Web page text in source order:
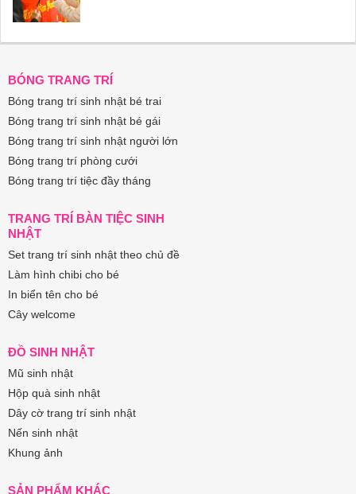
BÓNG TRANG TRÍ
Bóng trang trí sinh nhật bé trai
Bóng trang trí sinh nhật bé gái
Bóng trang trí sinh nhật người lớn
Bóng trang trí phòng cưới
Bóng trang trí tiệc đầy tháng
TRANG TRÍ BÀN TIỆC SINH
NHẬT
Set trang trí sinh nhật theo chủ đề
Làm hình chibi cho bé
In biển tên cho bé
Cây welcome
ĐỒ SINH NHẬT
Mũ sinh nhật
Hộp quà sinh nhật
Dây cờ trang trí sinh nhật
Nến sinh nhật
Khung ảnh
SẢN PHẨM KHÁC